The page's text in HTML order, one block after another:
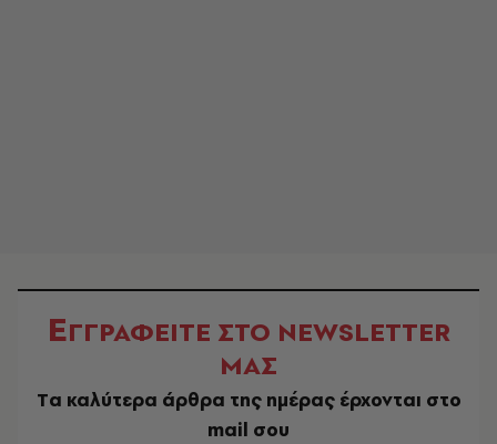
ΕΓΓΡΑΦΕΙΤΕ ΣΤΟ NEWSLETTER
ΜΑΣ
Tα καλύτερα άρθρα της ημέρας έρχονται στο
mail σου